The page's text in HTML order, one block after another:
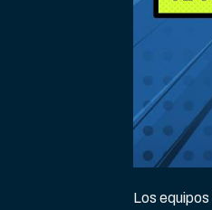
Los